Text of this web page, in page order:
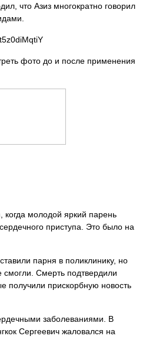
что Азиз многократно говорил
фото до и после применения
когда молодой яркий парень
приступа. Это было на
парня в поликлинику, но
смогли. Смерть подтвердили
получили прискорбную новость
заболеваниями. В
Сергеевич жаловался на